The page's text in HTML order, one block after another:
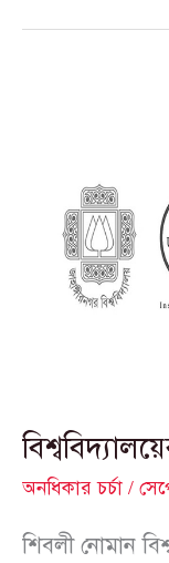
অনধিকার চর্চা /
শিবলী নোমান
ভাবনাগুচ্ছ